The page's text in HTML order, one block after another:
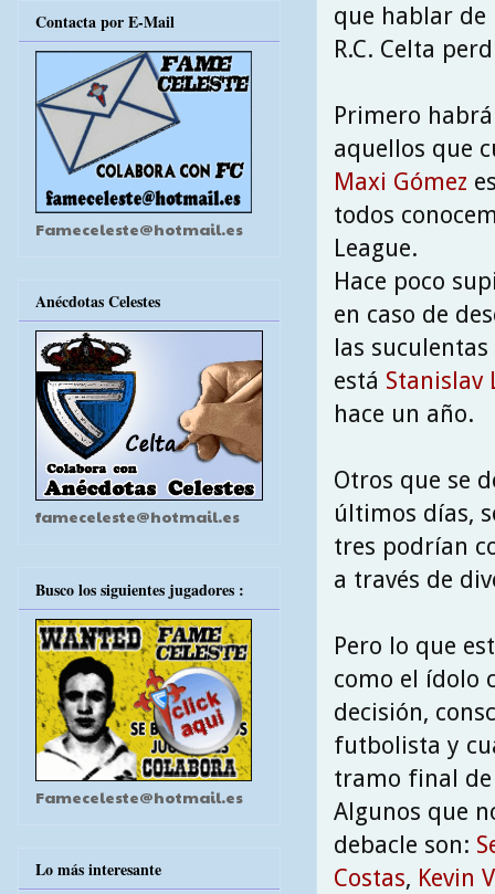
que hablar de
R.C. Celta
Primero
aquellos que
Maxi Gómez
todos
League.
Hace poco
en caso de
las
está Stanislav
hace un año.
Otros que se
últimos días,
tres podrían
a través de
Pero lo que
como el ídolo
decisión,
futbolista y
tramo final
Algunos que
debacle son:
Costas, Kevin
Contacta por E-Mail
Fameceleste@hotmail.es
Anécdotas Celestes
fameceleste@hotmail.es
Busco los siguientes jugadores :
Fameceleste@hotmail.es
Lo más interesante